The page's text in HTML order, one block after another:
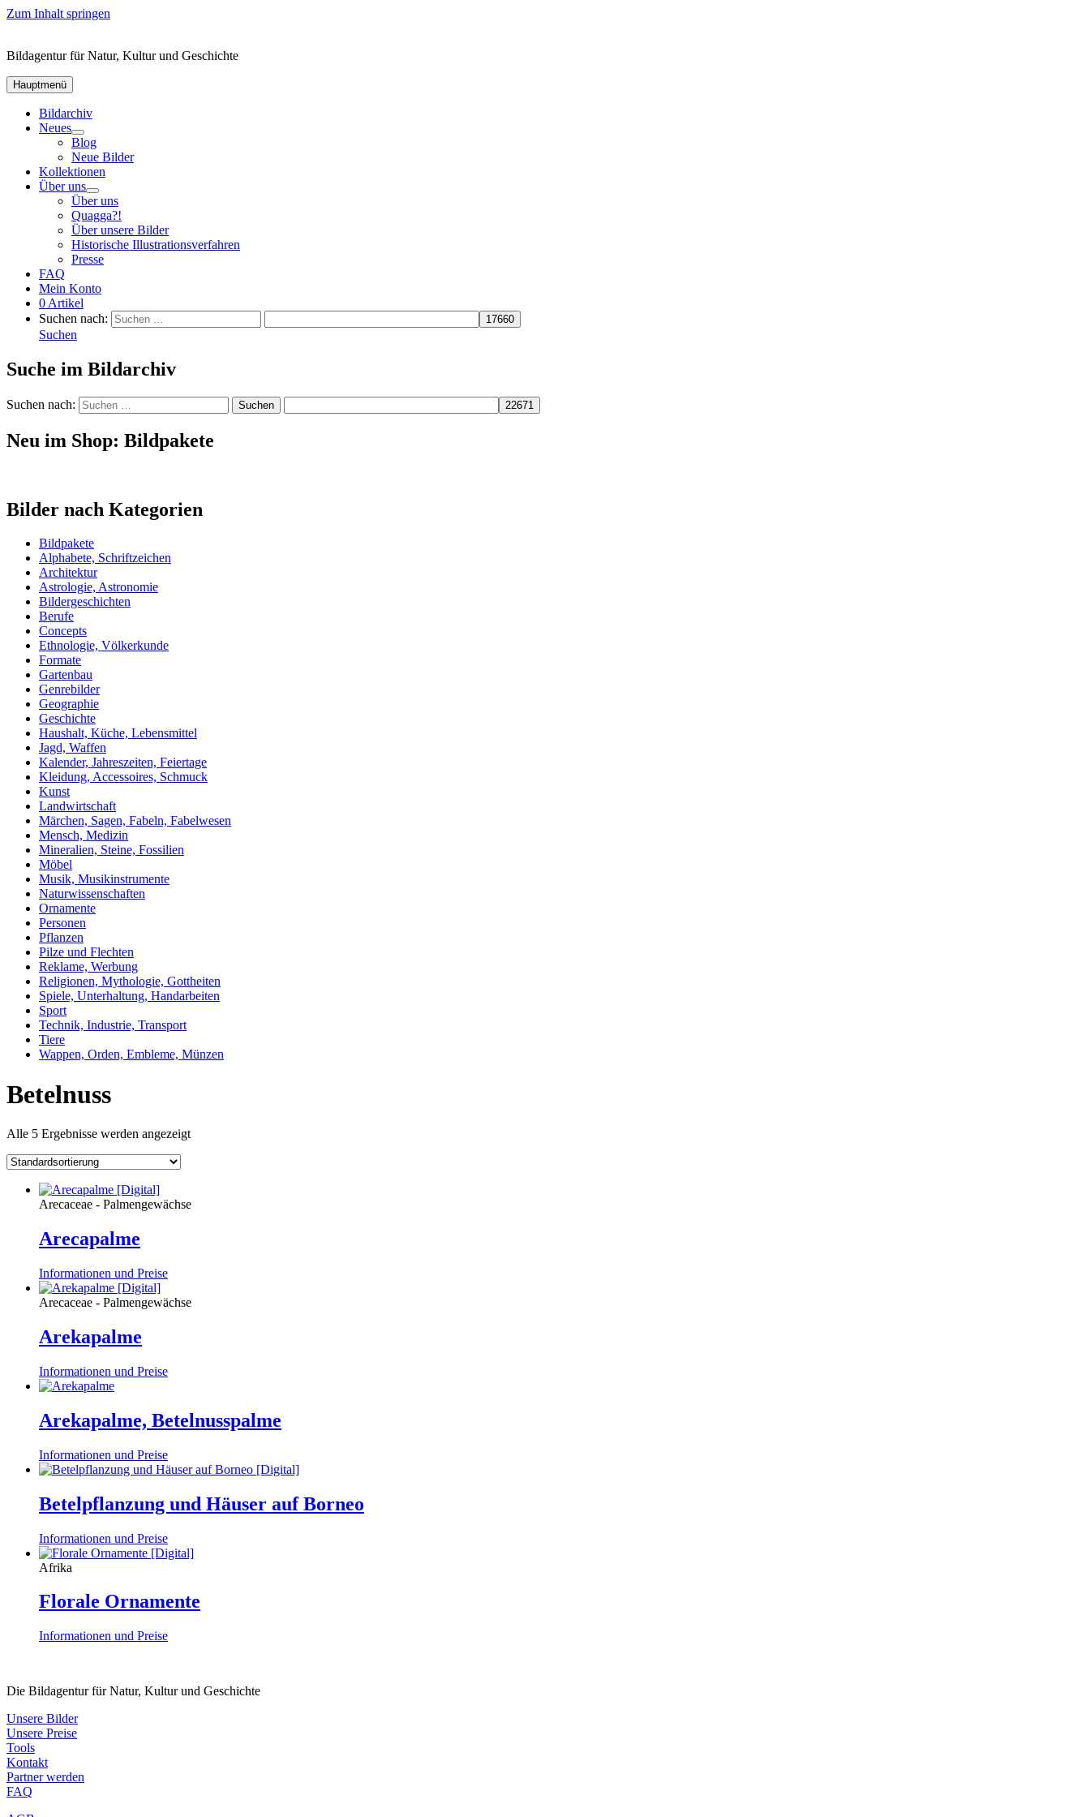
Zum Inhalt springen
Bildagentur für Natur, Kultur und Geschichte
Hauptmenü
Bildarchiv
Neues
Blog
Neue Bilder
Kollektionen
Über uns
Über uns
Quagga?!
Über unsere Bilder
Historische Illustrationsverfahren
Presse
FAQ
Mein Konto
0 Artikel
Suchen nach:
Suchen
Suche im Bildarchiv
Suchen nach:
Neu im Shop: Bildpakete
Bilder nach Kategorien
Bildpakete
Alphabete, Schriftzeichen
Architektur
Astrologie, Astronomie
Bildergeschichten
Berufe
Concepts
Ethnologie, Völkerkunde
Formate
Gartenbau
Genrebilder
Geographie
Geschichte
Haushalt, Küche, Lebensmittel
Jagd, Waffen
Kalender, Jahreszeiten, Feiertage
Kleidung, Accessoires, Schmuck
Kunst
Landwirtschaft
Märchen, Sagen, Fabeln, Fabelwesen
Mensch, Medizin
Mineralien, Steine, Fossilien
Möbel
Musik, Musikinstrumente
Naturwissenschaften
Ornamente
Personen
Pflanzen
Pilze und Flechten
Reklame, Werbung
Religionen, Mythologie, Gottheiten
Spiele, Unterhaltung, Handarbeiten
Sport
Technik, Industrie, Transport
Tiere
Wappen, Orden, Embleme, Münzen
Betelnuss
Alle 5 Ergebnisse werden angezeigt
Arecaceae - Palmengewächse
Arecapalme
Informationen und Preise
Arecaceae - Palmengewächse
Arekapalme
Informationen und Preise
Arekapalme, Betelnusspalme
Informationen und Preise
Betelpflanzung und Häuser auf Borneo
Informationen und Preise
Afrika
Florale Ornamente
Informationen und Preise
Die Bildagentur für Natur, Kultur und Geschichte
Unsere Bilder
Unsere Preise
Tools
Kontakt
Partner werden
FAQ